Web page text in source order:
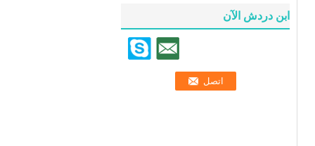
ابن دردش الآن